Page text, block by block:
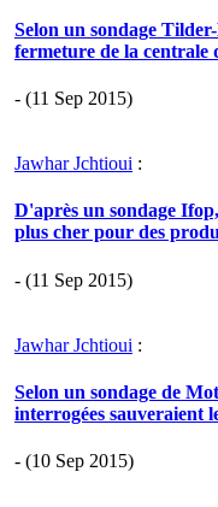
Selon un sondage
fermeture de la centrale
- (11 Sep 2015)
Jawhar Jchtioui :
D'après un sondage
plus cher pour des
- (11 Sep 2015)
Jawhar Jchtioui :
Selon un sondage de
interrogées sauveraient
- (10 Sep 2015)